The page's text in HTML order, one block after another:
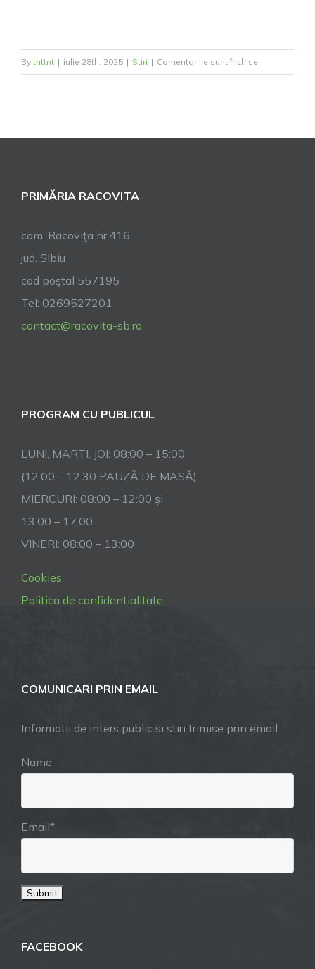
By tnttnt | iulie 28th, 2025 | Stiri | Comentariile sunt închise
Consultații
PRIMĂRIA RACOVITA
com. Racoviţa nr.416
jud. Sibiu
cod poştal 557195
Tel: 0269527201
contact@racovita-sb.ro
PROGRAM CU PUBLICUL
LUNI, MARTI, JOI: 08:00 – 15:00
(12:00 – 12:30 PAUZĂ DE MASĂ)
MIERCURI: 08:00 – 12:00 și
13:00 – 17:00
VINERI: 08:00 – 13:00
Cookies
Politica de confidentialitate
COMUNICARI PRIN EMAIL
Informatii de inters public si stiri trimise prin email
Name
Email*
FACEBOOK